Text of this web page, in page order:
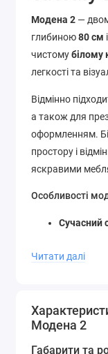
Модена 2 —
глибиною80 см
чистомубілому
легкості та
Відмінно
а також для
оформленням.
простору і
яскравими
Особливості
Сучасний
світлий
сучасні
оформлення.
Читати далі
Модена 2
Габарити та